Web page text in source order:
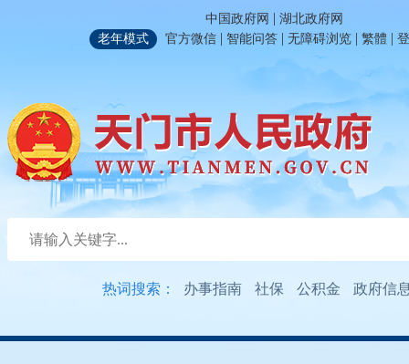
中国政府网 | 湖北政府网
老年模式
官方微信 | 智能问答 | 无障碍浏览 | 繁體 |
热词搜索： 办事指南 社保 公积金 政府信